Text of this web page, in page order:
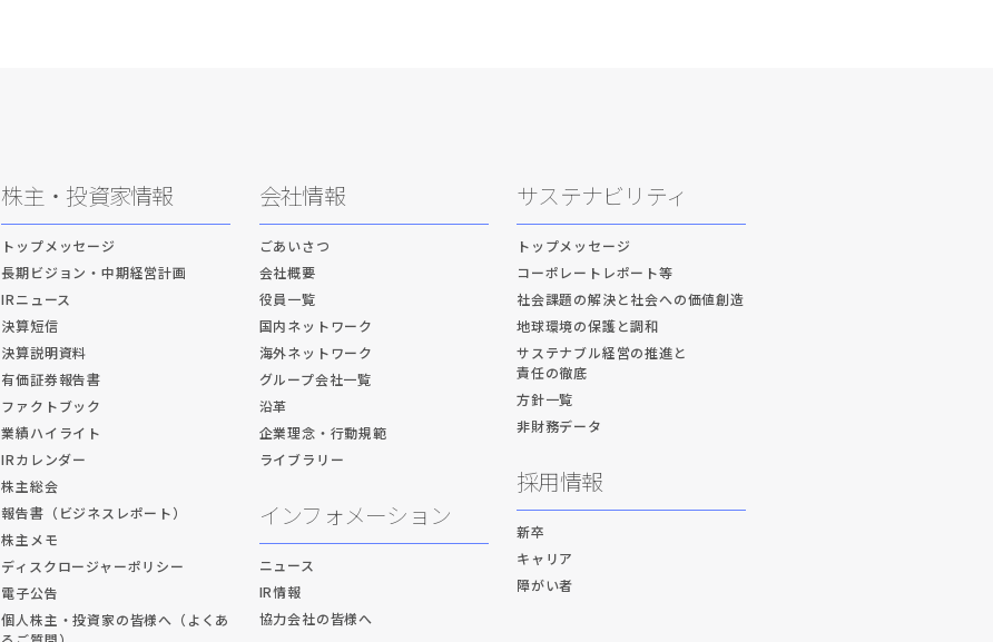
株主・投資家情報
トップメッセージ
長期ビジョン・中期経営計画
IRニュース
決算短信
決算説明資料
有価証券報告書
ファクトブック
業績ハイライト
IRカレンダー
株主総会
報告書（ビジネスレポート）
株主メモ
ディスクロージャーポリシー
電子公告
個人株主・投資家の皆様へ（よくあ
会社情報
ごあいさつ
会社概要
役員一覧
国内ネットワーク
海外ネットワーク
グループ会社一覧
沿革
企業理念・行動規範
ライブラリー
インフォメーション
ニュース
IR情報
協力会社の皆様へ
サステナビリティ
トップメッセージ
コーポレートレポート等
社会課題の解決と社会への価値創造
地球環境の保護と調和
サステナブル経営の推進と
責任の徹底
方針一覧
非財務データ
採用情報
新卒
キャリア
障がい者